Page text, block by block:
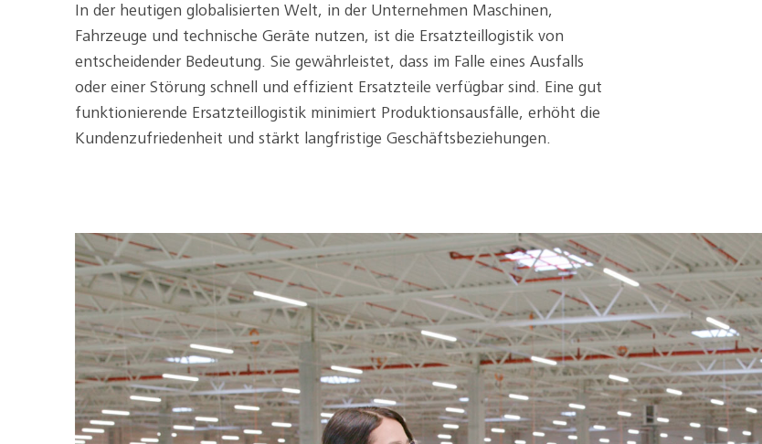
In der heutigen globalisierten Welt, in der Unternehmen Maschinen,
Fahrzeuge und technische Geräte nutzen, ist die Ersatzteillogistik von
entscheidender Bedeutung. Sie gewährleistet, dass im Falle eines Ausfalls
oder einer Störung schnell und effizient Ersatzteile verfügbar sind. Eine gut
funktionierende Ersatzteillogistik minimiert Produktionsausfälle, erhöht die
Kundenzufriedenheit und stärkt langfristige Geschäftsbeziehungen.